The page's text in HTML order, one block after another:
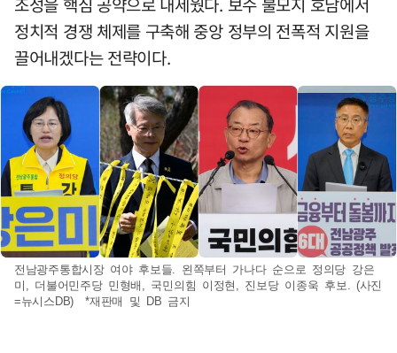
정치적 경쟁 체제를 구축해 중앙 정부의 전폭적 지원을
끌어내겠다는 전략이다.
전남광주통합시장 여야 후보들. 왼쪽부터 가나다 순으로 정의당 강은
미, 더불어민주당 민형배, 국민의힘 이정현, 진보당 이종욱 후보. (사진
=뉴시스DB) *재판매 및 DB 금지